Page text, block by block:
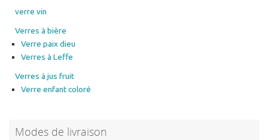
verre vin
Verres à bière
Verre paix dieu
Verres à Leffe
Verres à jus fruit
Verre enfant coloré
Modes de livraison